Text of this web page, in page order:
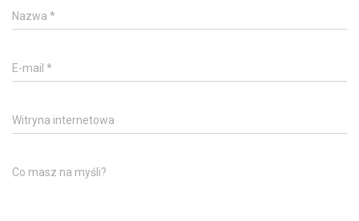
Nazwa *
E-mail *
Witryna internetowa
Co masz na myśli?